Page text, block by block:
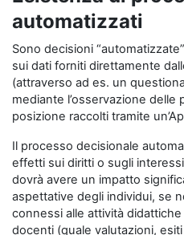
automatizzati
Sono decisioni
sui dati forniti direttamente
(attraverso ad es. un
mediante l’osservazione delle
posizione raccolti tramite
Il processo decisionale
effetti sui diritti o sugli
dovrà avere un impatto
aspettative degli individui, se
connessi alle attività
docenti (quale valutazioni,